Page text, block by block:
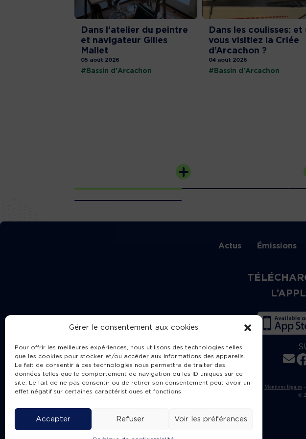
Gérer le consentement aux cookies
Pour offrir les meilleures expériences, nous utilisons des technologies telles
que les cookies pour stocker et/ou accéder aux informations des appareils.
Le fait de consentir à ces technologies nous permettra de traiter des
données telles que le comportement de navigation ou les ID uniques sur ce
site. Le fait de ne pas consentir ou de retirer son consentement peut avoir un
effet négatif sur certaines caractéristiques et fonctions.
Accepter Refuser Voir les préférences
Dans l’atelier du peintre
et navigateur Gilles
Mallet
05 août 2026
#Bassin d'Arcachon
Dans les coulisses: et
vous visitiez la Criée
d’Arcachon ?
04 août 2026
#Bassin d'Arcachon
Actus Émissions
Charte de publication Mentions légales-
©